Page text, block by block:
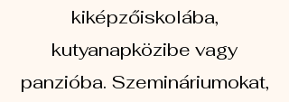
kiképzőiskolába,
kutyanapközibe vagy
panzióba. Szemináriumokat,